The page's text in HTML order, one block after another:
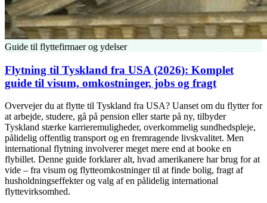
Guide til flyttefirmaer og ydelser
Flytning til Tyskland fra USA (2026): Komplet
guide til visum, omkostninger, jobs og fragt
Overvejer du at flytte til Tyskland fra USA? Uanset om du flytter for
at arbejde, studere, gå på pension eller starte på ny, tilbyder
Tyskland stærke karrieremuligheder, overkommelig sundhedspleje,
pålidelig offentlig transport og en fremragende livskvalitet. Men
international flytning involverer meget mere end at booke en
flybillet. Denne guide forklarer alt, hvad amerikanere har brug for at
vide – fra visum og flytteomkostninger til at finde bolig, fragt af
husholdningseffekter og valg af en pålidelig international
flyttevirksomhed.